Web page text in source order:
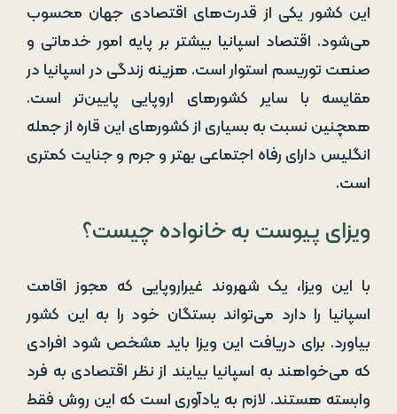
این کشور یکی از قدرت‌های اقتصادی جهان محسوب
می‌شود. اقتصاد اسپانیا بیشتر بر پایه امور خدماتی و
صنعت توریسم استوار است. هزینه زندگی در اسپانیا در
مقایسه با سایر کشورهای اروپایی پایین‌تر است.
همچنین نسبت به بسیاری از کشورهای این قاره از جمله
انگلیس دارای رفاه اجتماعی بهتر و جرم و جنایت کمتری
است.
ویزای پیوست به خانواده چیست؟
با این ویزا، یک شهروند غیراروپایی که مجوز اقامت
اسپانیا را دارد می‌تواند بستگان خود را به این کشور
بیاورد. برای دریافت این ویزا باید مشخص شود افرادی
که می‌خواهند به اسپانیا بیایند از نظر اقتصادی به فرد
وابسته هستند. لازم به یادآوری است که این روش فقط